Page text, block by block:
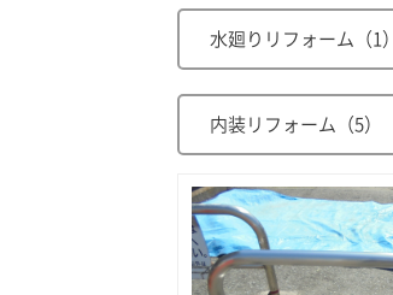
水廻りリフォーム（1）
内装リフォーム（5）